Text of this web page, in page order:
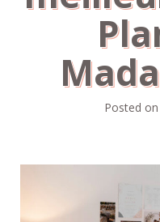
Posted on